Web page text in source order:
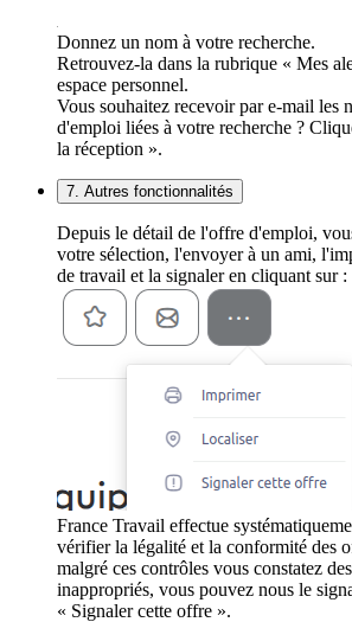
Donnez un nom à votre recherche.
Retrouvez-la dans la rubrique « Mes
espace personnel.
Vous souhaitez recevoir par e-mail les
d'emploi liées à votre recherche ?
la réception ».
7. Autres fonctionnalités
Depuis le détail de l'offre d'emploi,
votre sélection, l'envoyer à un ami,
de travail et la signaler en cliquant sur :
France Travail effectue
vérifier la légalité et la conformité des
malgré ces contrôles vous constatez
inappropriés, vous pouvez nous le
« Signaler cette offre ».